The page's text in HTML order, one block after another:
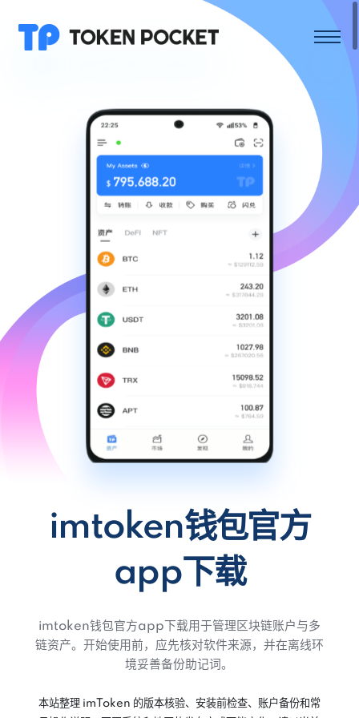
imtoken钱包官方
app下载
imtoken钱包官方app下载用于管理区块链账户与多
链资产。开始使用前，应先核对软件来源，并在离线环
境妥善备份助记词。
本站整理 imToken 的版本核验、安装前检查、账户备份和常